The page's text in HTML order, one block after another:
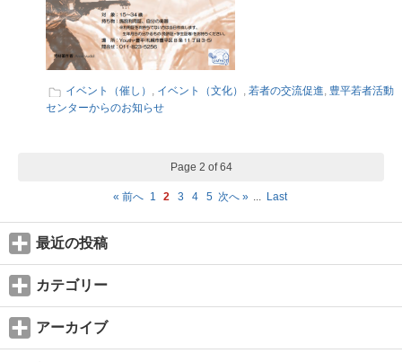
イベント（催し） , イベント（文化） , 若者の交流促進, 豊平若者活動
センターからのお知らせ
Page 2 of 64
« 前へ 1 2 3 4 5 次へ » ... Last
最近の投稿
カテゴリー
アーカイブ